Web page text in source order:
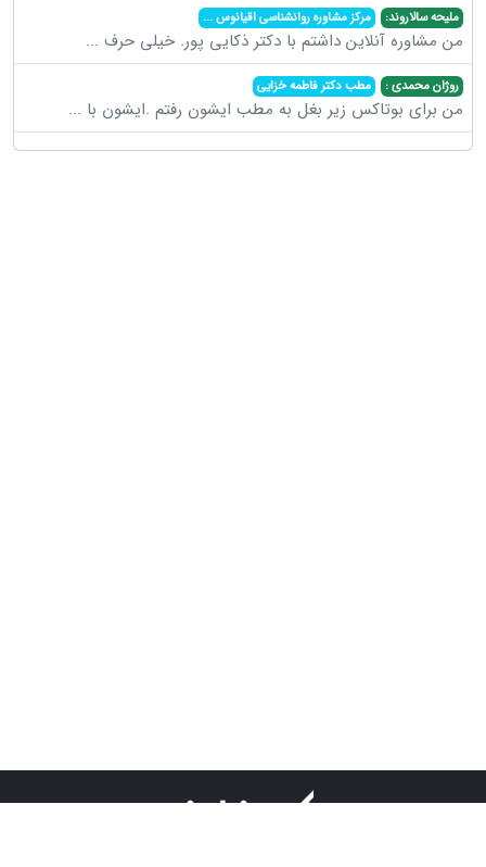
ملیحه سالاروند: مرکز مشاوره روانشناسی اقیانوس...
من مشاوره آنلاین داشتم با دکتر ذکایی پور. خیلی حرف ...
روژان محمدی : مطب دکتر فاطمه خزایی
من برای بوتاکس زیر بغل به مطب ایشون رفتم .ایشون با ...